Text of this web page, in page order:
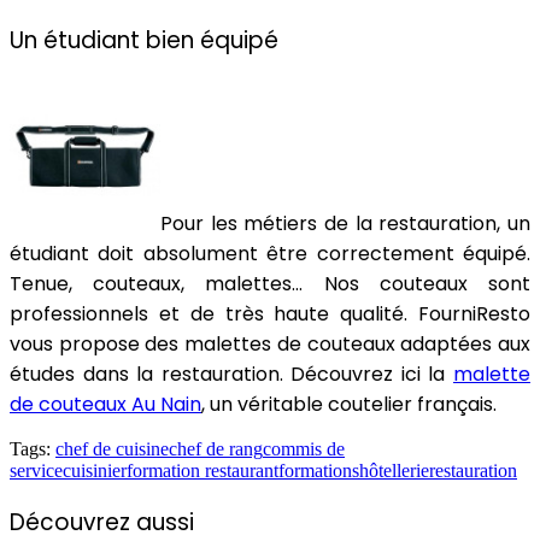
Un étudiant bien équipé
Pour les métiers de la restauration, un
étudiant doit absolument être correctement équipé.
Tenue, couteaux, malettes… Nos couteaux sont
professionnels et de très haute qualité. FourniResto
vous propose des malettes de couteaux adaptées aux
études dans la restauration. Découvrez ici la malette
de couteaux Au Nain, un véritable coutelier français.
Tags: chef de cuisinechef de rangcommis de
servicecuisinierformation restaurantformationshôtellerierestauration
Découvrez aussi